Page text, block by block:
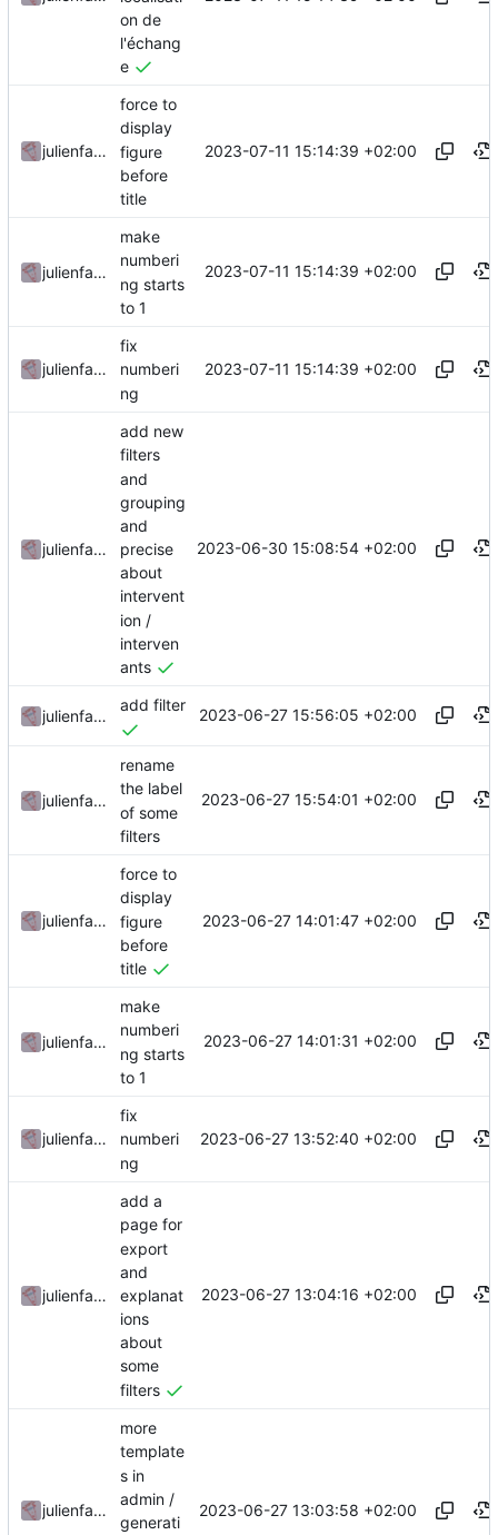
on de
l'échang
e
julienfastre
force to
display
figure
before
title
2023-07-11 15:14:39 +02:00
julienfastre
make
numberi
ng starts
to 1
2023-07-11 15:14:39 +02:00
julienfastre
fix
numberi
ng
2023-07-11 15:14:39 +02:00
julienfastre
add new
filters
and
grouping
and
precise
about
intervent
ion /
interven
ants
2023-06-30 15:08:54 +02:00
julienfastre
add filter
2023-06-27 15:56:05 +02:00
julienfastre
rename
the label
of some
filters
2023-06-27 15:54:01 +02:00
julienfastre
force to
display
figure
before
title
2023-06-27 14:01:47 +02:00
julienfastre
make
numberi
ng starts
to 1
2023-06-27 14:01:31 +02:00
julienfastre
fix
numberi
ng
2023-06-27 13:52:40 +02:00
julienfastre
add a
page for
export
and
explanat
ions
about
some
filters
2023-06-27 13:04:16 +02:00
julienfastre
more
template
s in
admin /
generati
2023-06-27 13:03:58 +02:00